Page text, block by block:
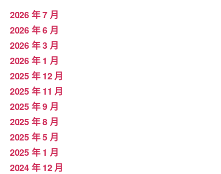
2026 年 7 月
2026 年 6 月
2026 年 3 月
2026 年 1 月
2025 年 12 月
2025 年 11 月
2025 年 9 月
2025 年 8 月
2025 年 5 月
2025 年 1 月
2024 年 12 月